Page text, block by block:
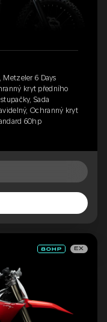
6 Days
kryt předního
Sada
Ochranný kryt
60hp
EX